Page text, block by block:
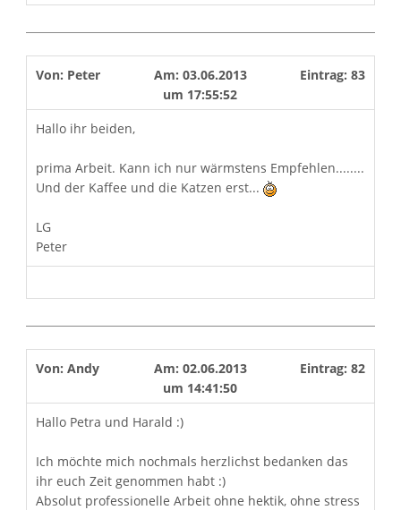
Von: Peter Am: 03.06.2013
um 17:55:52
Eintrag: 83
Hallo ihr beiden,
prima Arbeit. Kann ich nur wärmstens Empfehlen........
Und der Kaffee und die Katzen erst...
LG
Peter
Von: Andy Am: 02.06.2013
um 14:41:50
Eintrag: 82
Hallo Petra und Harald :)
Ich möchte mich nochmals herzlichst bedanken das
ihr euch Zeit genommen habt :)
Absolut professionelle Arbeit ohne hektik, ohne stress